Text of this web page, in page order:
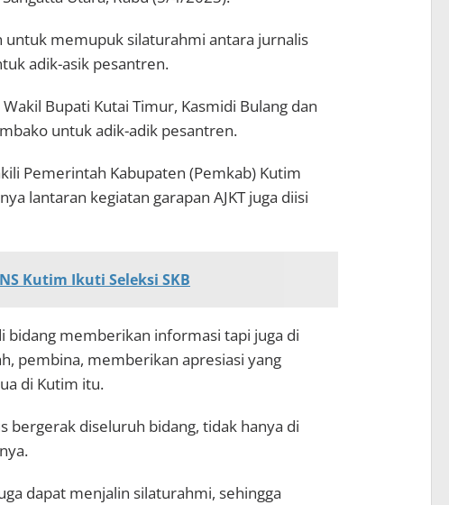
memupuk silaturahmi antara jurnalis
adik-asik pesantren.
Bupati Kutai Timur, Kasmidi Bulang dan
untuk adik-adik pesantren.
Pemerintah Kabupaten (Pemkab) Kutim
lantaran kegiatan garapan AJKT juga diisi
Kutim Ikuti Seleksi SKB
bidang memberikan informasi tapi juga di
pembina, memberikan apresiasi yang
di Kutim itu.
bergerak diseluruh bidang, tidak hanya di
dapat menjalin silaturahmi, sehingga